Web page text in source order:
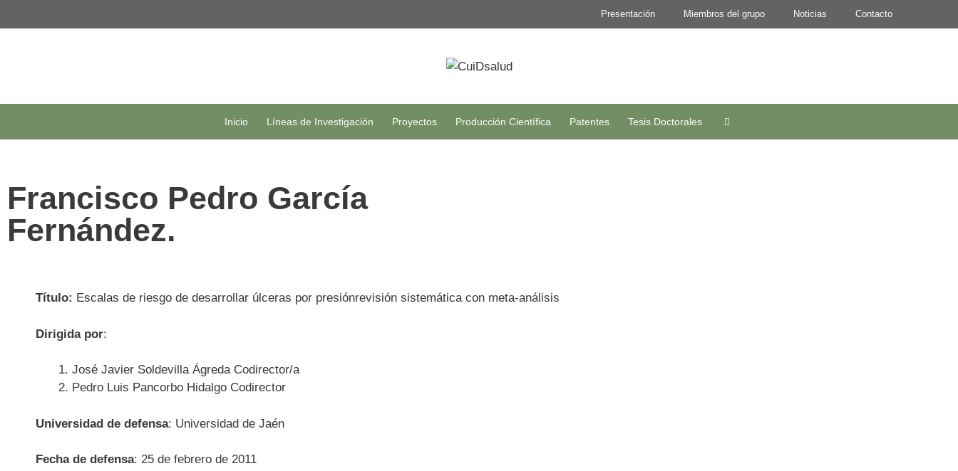
Presentación Miembros del grupo Noticias Contacto
Inicio Líneas de Investigación Proyectos Producción Científica Patentes Tesis Doctorales
Francisco Pedro García
Fernández.
Título: Escalas de riesgo de desarrollar úlceras por presiónrevisión sistemática con meta-análisis
Dirigida por:
José Javier Soldevilla Ágreda Codirector/a
Pedro Luis Pancorbo Hidalgo Codirector
Universidad de defensa: Universidad de Jaén
Fecha de defensa: 25 de febrero de 2011